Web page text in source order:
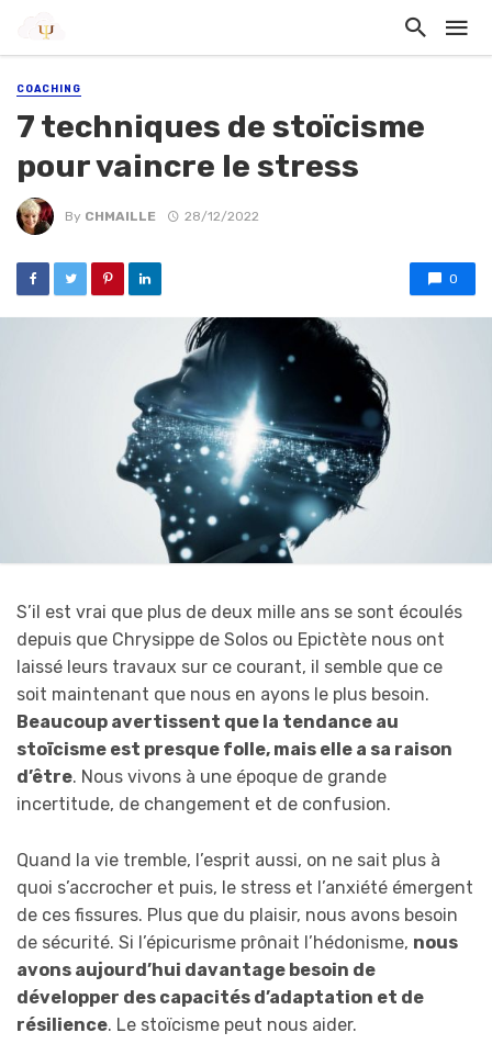
COACHING
7 techniques de stoïcisme
pour vaincre le stress
By CHMAILLE 28/12/2022
0
S’il est vrai que plus de deux mille ans se sont écoulés
depuis que Chrysippe de Solos ou Epictète nous ont
laissé leurs travaux sur ce courant, il semble que ce
soit maintenant que nous en ayons le plus besoin.
Beaucoup avertissent que la tendance au
stoïcisme est presque folle, mais elle a sa raison
d’être. Nous vivons à une époque de grande
incertitude, de changement et de confusion.
Quand la vie tremble, l’esprit aussi, on ne sait plus à
quoi s’accrocher et puis, le stress et l’anxiété émergent
de ces fissures. Plus que du plaisir, nous avons besoin
de sécurité. Si l’épicurisme prônait l’hédonisme, nous
avons aujourd’hui davantage besoin de
développer des capacités d’adaptation et de
résilience. Le stoïcisme peut nous aider.